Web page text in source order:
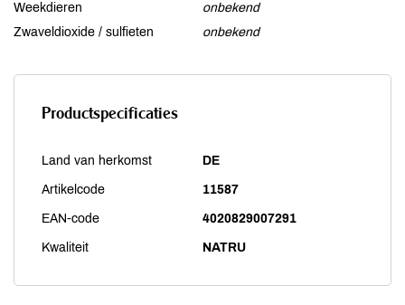
Weekdieren
onbekend
Zwaveldioxide / sulfieten
onbekend
Productspecificaties
Land van herkomst DE
Artikelcode 11587
EAN-code 4020829007291
Kwaliteit NATRU